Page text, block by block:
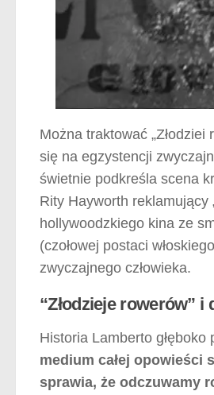
Można traktować
się na egzystencji
świetnie podkreśla scena
Rity Hayworth reklamujący
hollywoodzkiego kina ze
(czołowej postaci
zwyczajnego człowieka.
“Złodzieje rowerów”
Historia Lamberto
medium całej opowieści
sprawia, że odczuwamy